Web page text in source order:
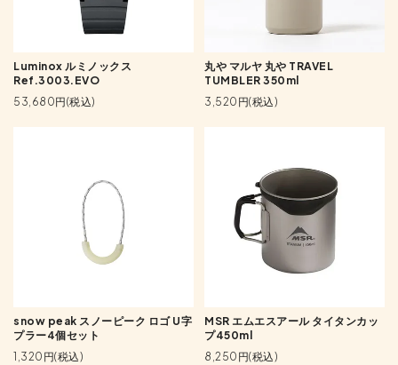
Luminox ルミノックス
Ref.3003.EVO
53,680円(税込)
丸や マルヤ 丸や TRAVEL
TUMBLER 350ml
3,520円(税込)
snow peak スノーピーク ロゴ U字
プラー4個セット
1,320円(税込)
MSR エムエスアール タイタンカッ
プ450ml
8,250円(税込)